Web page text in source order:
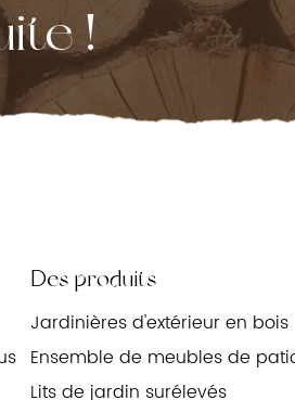
!
Des produits
Jardinières d'extérieur en bois
Ensemble de meubles de
Lits de jardin surélevés